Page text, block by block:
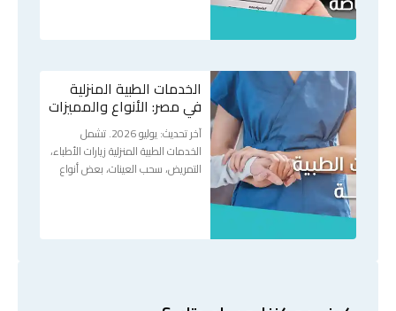
الخدمات الطبية المنزلية
في مصر: الأنواع والمميزات
آخر تحديث: يوليو 2026. تشمل
الخدمات الطبية المنزلية زيارات الأطباء،
التمريض، سحب العينات، بعض أنواع